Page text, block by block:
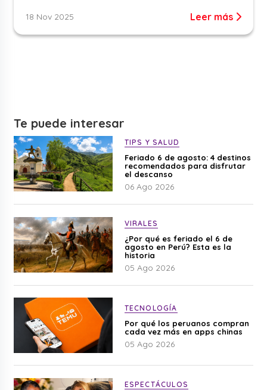
18 Nov 2025 Leer más
Te puede interesar
TIPS Y SALUD
Feriado 6 de agosto: 4 destinos
recomendados para disfrutar
el descanso
06 Ago 2026
VIRALES
¿Por qué es feriado el 6 de
agosto en Perú? Esta es la
historia
05 Ago 2026
TECNOLOGÍA
Por qué los peruanos compran
cada vez más en apps chinas
05 Ago 2026
ESPECTÁCULOS